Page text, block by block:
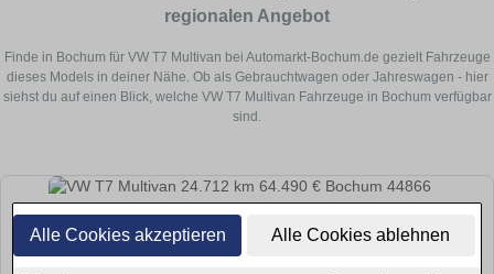
Alle Cookies akzeptieren Alle Cookies ablehnen
regionalen Angebot
Finde in Bochum für VW T7 Multivan bei Automarkt-Bochum.de gezielt Fahrzeuge
dieses Models in deiner Nähe. Ob als Gebrauchtwagen oder Jahreswagen - hier
siehst du auf einen Blick, welche VW T7 Multivan Fahrzeuge in Bochum verfügbar
sind.